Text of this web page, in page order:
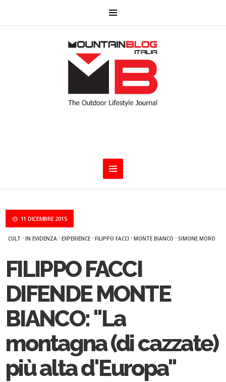
11 DICEMBRE 2015
CULT ·IN EVIDENZA ·EXPERIENCE ·FILIPPO FACCI ·MONTE BIANCO ·SIMONE MORO
FILIPPO FACCI
DIFENDE MONTE
BIANCO: "La
montagna (di cazzate)
più alta d'Europa"